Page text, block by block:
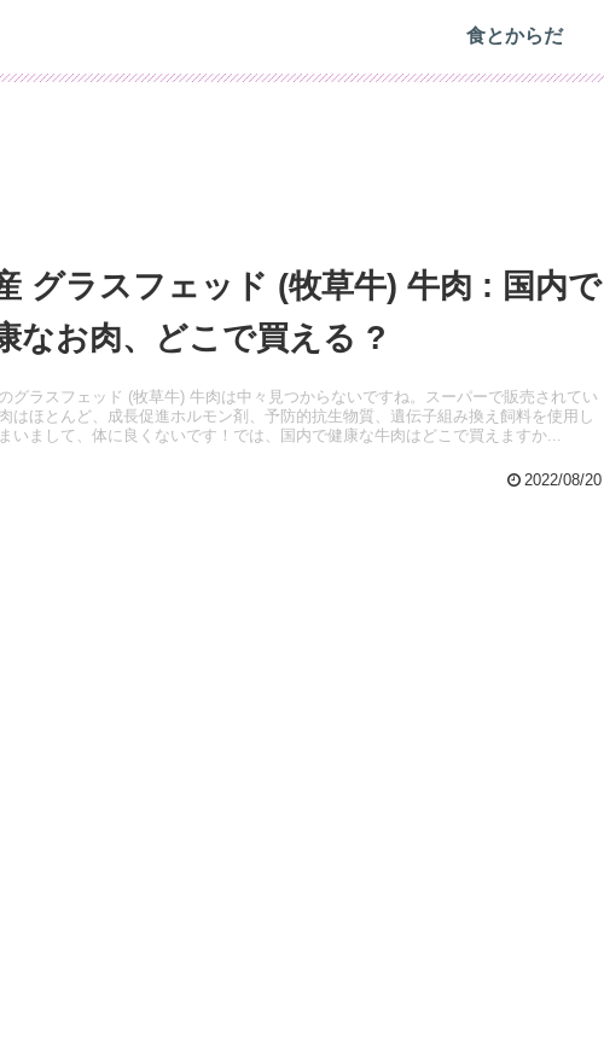
食とからだ
グラスフェッド (牧草牛) 牛肉 : 国内で
なお肉、どこで買える ?
グラスフェッド (牧草牛) 牛肉は中々見つからないですね。スーパーで販売されてい
はほとんど、成長促進ホルモン剤、予防的抗生物質、遺伝子組み換え飼料を使用し
いまして、体に良くないです！では、国内で健康な牛肉はどこで買えますか...
2022/08/20